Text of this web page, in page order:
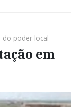
do poder local
em